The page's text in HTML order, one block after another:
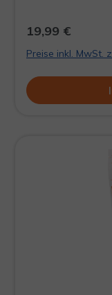
halbe Tasse der
Herbst, denkt
19,99 €
Preise inkl. MwSt.